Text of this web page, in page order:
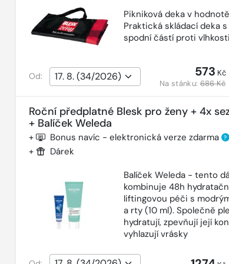
Pikniková deka v
Praktická skládací deka
spodní částí proti
Od: 573 Kč
Na stánku:686 Kč
Roční předplatné Blesk pro ženy + 4x
+ Balíček Weleda
+ Bonus navíc - elektronická verze zdarma ?
+
Dárek
Balíček Weleda - tento
kombinuje 48h
liftingovou péči s
a rty (10 ml). Společně
hydratují, zpevňují její
vyhlazují vrásky